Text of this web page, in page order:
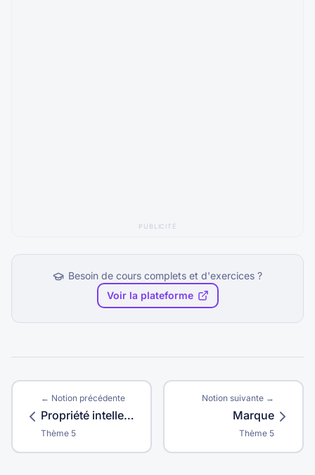
PUBLICITÉ
Besoin de cours complets et d'exercices ?
Voir la plateforme
← Notion précédente
Propriété intellectuelle
Thème 5
Notion suivante →
Marque
Thème 5